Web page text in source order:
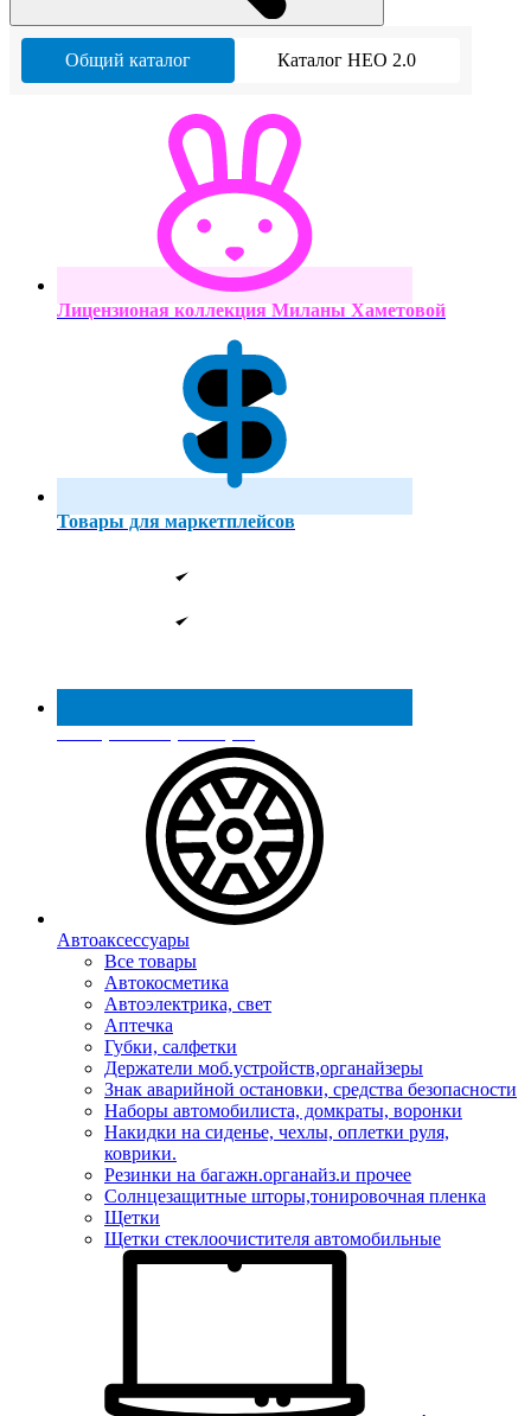
Общий каталог Каталог НЕО 2.0
Лицензионая коллекция Миланы Хаметовой
Товары для маркетплейсов
Реестр МинПромТорга
Автоаксессуары
Все товары
Автокосметика
Автоэлектрика, свет
Аптечка
Губки, салфетки
Держатели моб.устройств,органайзеры
Знак аварийной остановки, средства безопасности
Наборы автомобилиста, домкраты, воронки
Накидки на сиденье, чехлы, оплетки руля,
коврики.
Резинки на багажн.органайз.и прочее
Солнцезащитные шторы,тонировочная пленка
Щетки
Щетки стеклоочистителя автомобильные